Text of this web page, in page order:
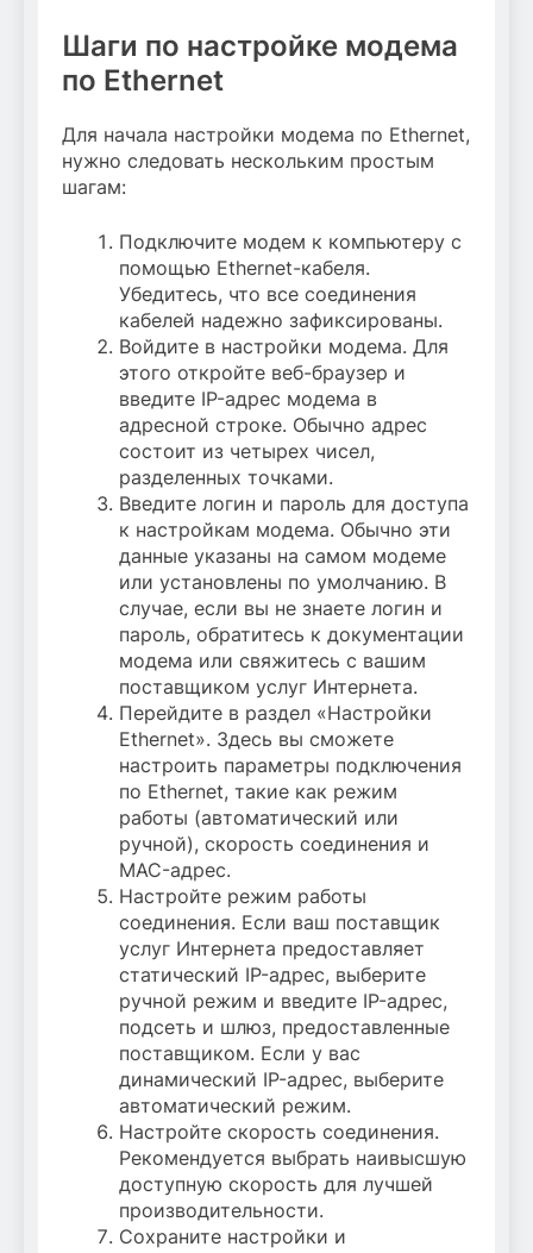
Шаги по настройке модема
по Ethernet
Для начала настройки модема по Ethernet,
нужно следовать нескольким простым
шагам:
Подключите модем к компьютеру с
помощью Ethernet-кабеля.
Убедитесь, что все соединения
кабелей надежно зафиксированы.
Войдите в настройки модема. Для
этого откройте веб-браузер и
введите IP-адрес модема в
адресной строке. Обычно адрес
состоит из четырех чисел,
разделенных точками.
Введите логин и пароль для доступа
к настройкам модема. Обычно эти
данные указаны на самом модеме
или установлены по умолчанию. В
случае, если вы не знаете логин и
пароль, обратитесь к документации
модема или свяжитесь с вашим
поставщиком услуг Интернета.
Перейдите в раздел «Настройки
Ethernet». Здесь вы сможете
настроить параметры подключения
по Ethernet, такие как режим
работы (автоматический или
ручной), скорость соединения и
MAC-адрес.
Настройте режим работы
соединения. Если ваш поставщик
услуг Интернета предоставляет
статический IP-адрес, выберите
ручной режим и введите IP-адрес,
подсеть и шлюз, предоставленные
поставщиком. Если у вас
динамический IP-адрес, выберите
автоматический режим.
Настройте скорость соединения.
Рекомендуется выбрать наивысшую
доступную скорость для лучшей
производительности.
Сохраните настройки и